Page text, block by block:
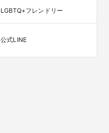
LGBTQ+フレンドリー
公式LINE